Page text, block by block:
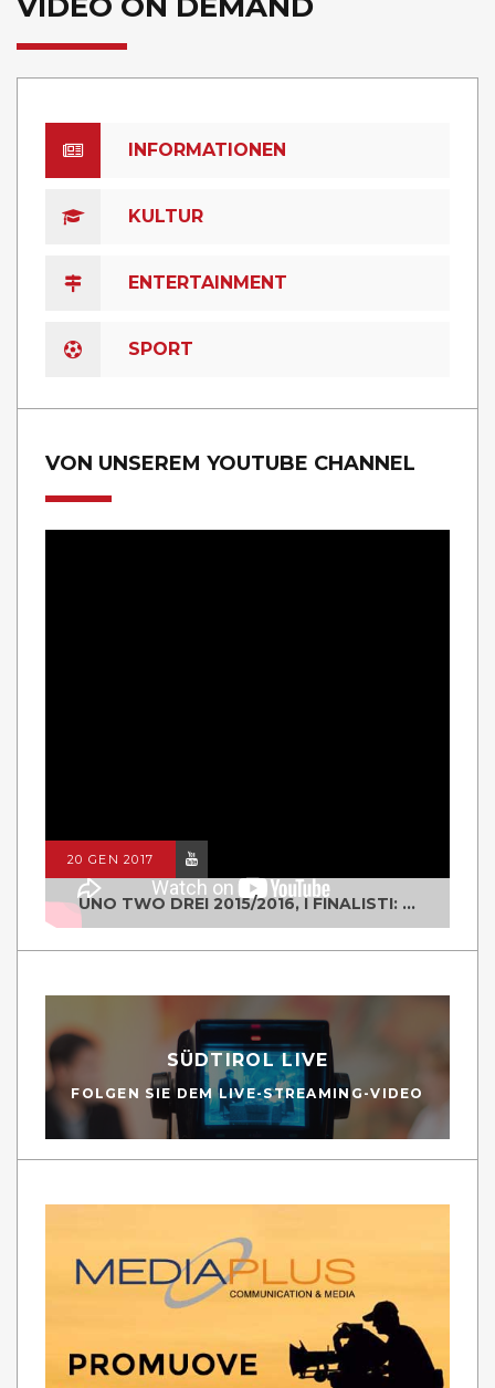
INFORMATIONEN
KULTUR
ENTERTAINMENT
SPORT
VON UNSEREM YOUTUBE CHANNEL
20 GEN 2017
UNO TWO DREI 2015/2016, I FINALISTI: CLASSE IV ALS ISTITUTO "DEGASPERI" BORGO VALSUGANA
SÜDTIROL LIVE
FOLGEN SIE DEM LIVE-STREAMING-VIDEO